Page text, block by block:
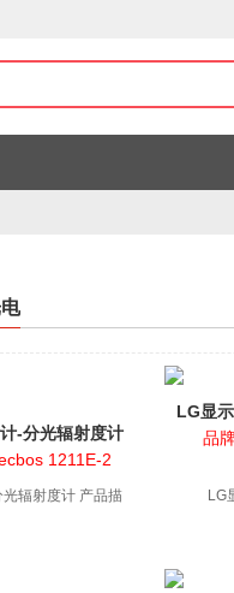
-分光辐射度计
1211E-2
辐射度计 产品描
LG显
品
LG